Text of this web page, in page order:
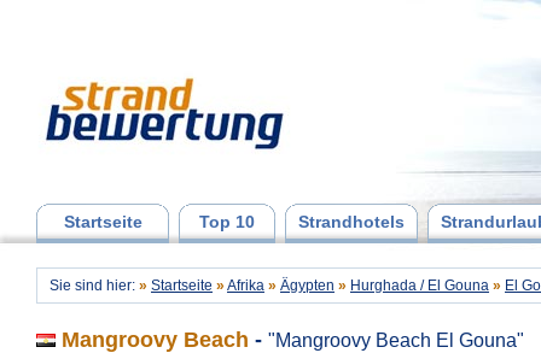
Startseite Top 10 Strandhotels
Sie sind hier: » Startseite » Afrika » Ägypten » Hurghada / El Gouna » El
Mangroovy Beach - "Mangroovy Beach El Gouna"